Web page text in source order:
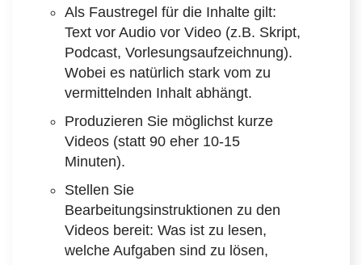
Als Faustregel für die Inhalte gilt:
Text vor Audio vor Video (z.B. Skript,
Podcast, Vorlesungsaufzeichnung).
Wobei es natürlich stark vom zu
vermittelnden Inhalt abhängt.
Produzieren Sie möglichst kurze
Videos (statt 90 eher 10-15
Minuten).
Stellen Sie
Bearbeitungsinstruktionen zu den
Videos bereit: Was ist zu lesen,
welche Aufgaben sind zu lösen,